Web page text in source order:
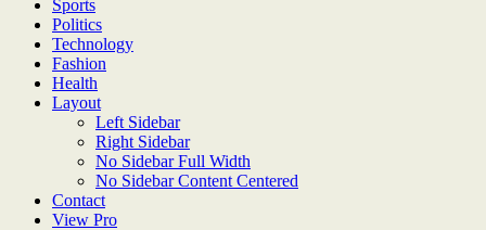
Sports
Politics
Technology
Fashion
Health
Layout
Left Sidebar
Right Sidebar
No Sidebar Full Width
No Sidebar Content Centered
Contact
View Pro